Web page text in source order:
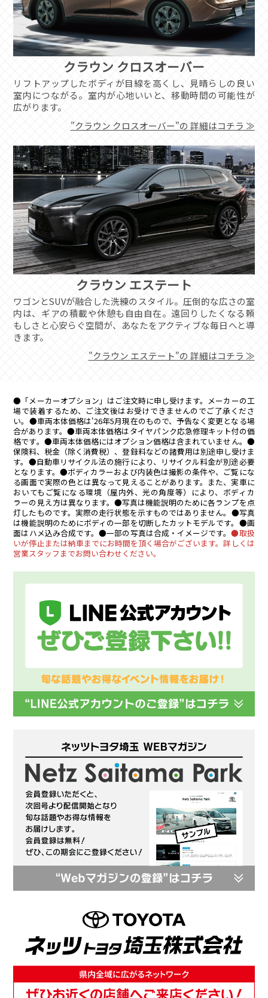
クラウン クロスオーバー
リフトアップしたボディが目線を高くし、見晴らしの良い
室内につながる。室内が心地いいと、移動時間の可能性が
広がります。
"クラウン クロスオーバー"の 詳細はコチラ ≫
クラウン エステート
ワゴンとSUVが融合した洗練のスタイル。圧倒的な広さの室
内は、ギアの積載や休憩も自由自在。遠回りしたくなる頼
もしさと心安らぐ空間が、あなたをアクティブな毎日へと導
きます。
"クラウン エステート"の 詳細はコチラ ≫
●「メーカーオプション」はご注文時に申し受けます。メーカーの工
場で装着するため、ご注文後はお受けできませんのでご了承くださ
い。●車両本体価格は'26年5月現在のもので、予告なく変更となる場
合があります。●車両本体価格はタイヤパンク応急修理キット付の価
格です。●車両本体価格にはオプション価格は含まれていません。●
保険料、税金（除く消費税）、登録料などの諸費用は別途申し受けま
す。●自動車リサイクル法の施行により、リサイクル料金が別途必要
となります。●ボディカラーおよび内装色は撮影の条件や、ご覧にな
る画面で実際の色とは異なって見えることがあります。また、実車に
おいてもご覧になる環境（屋内外、光の角度等）により、ボディカ
ラーの見え方は異なります。●写真は機能説明のために各ランプを点
灯したものです。実際の走行状態を示すものではありません。●写真
は機能説明のためにボディの一部を切断したカットモデルです。●画
面はハメ込み合成です。●一部の写真は合成・イメージです。●取扱
いが停止または納車までにお時間を頂く場合がございます。詳しくは
営業スタッフまでお問い合わせください。